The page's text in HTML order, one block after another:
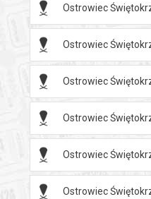
Ostrowiec
Ostrowiec
Ostrowiec
Ostrowiec
Ostrowiec
Ostrowiec